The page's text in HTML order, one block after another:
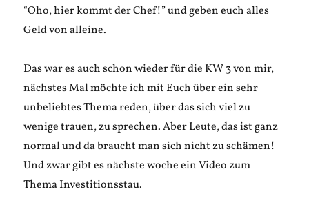
“Oho, hier kommt der Chef!” und geben euch alles
Geld von alleine.
Das war es auch schon wieder für die KW 3 von mir,
nächstes Mal möchte ich mit Euch über ein sehr
unbeliebtes Thema reden, über das sich viel zu
wenige trauen, zu sprechen. Aber Leute, das ist ganz
normal und da braucht man sich nicht zu schämen!
Und zwar gibt es nächste woche ein Video zum
Thema Investitionsstau.